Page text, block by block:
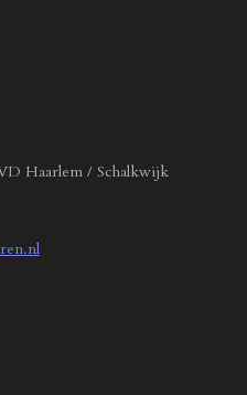
Haarlem / Schalkwijk